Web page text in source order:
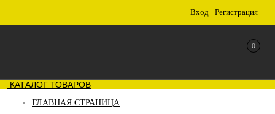
Вход Регистрация
0
КАТАЛОГ ТОВАРОВ
ГЛАВНАЯ СТРАНИЦА